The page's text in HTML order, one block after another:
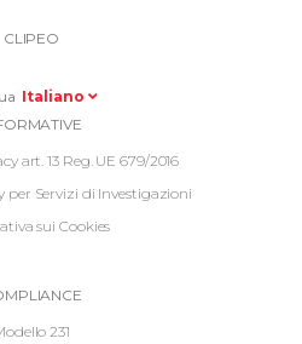
CLIPEO
Italiano
art. 13 Reg. UE 679/2016
per Servizi di Investigazioni
sui Cookies
231